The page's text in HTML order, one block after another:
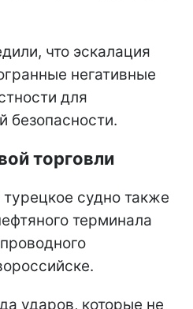
что эскалация
негативные
для
безопасности.
торговли
судно также
терминала
ударов, которые не